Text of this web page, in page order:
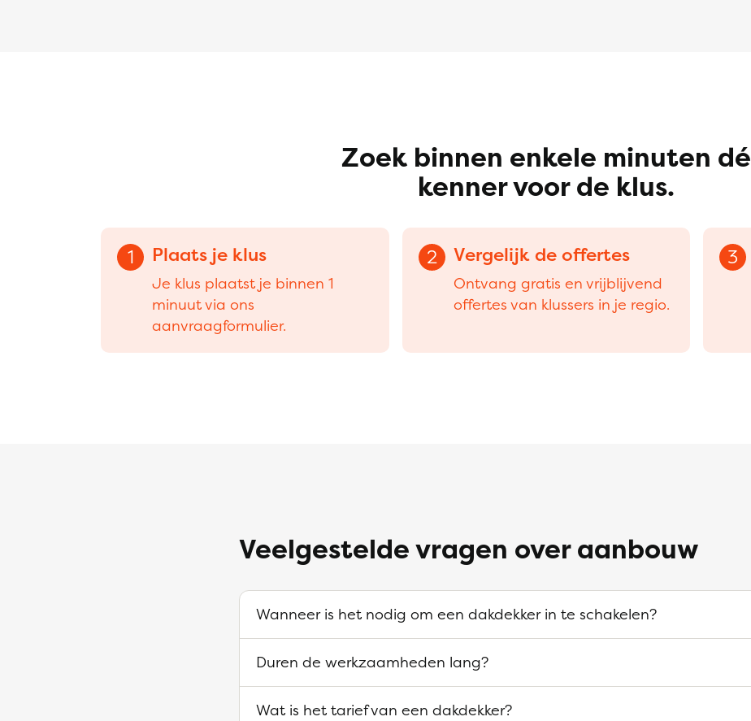
Zoek binnen enkele minuten dé
kenner voor de klus.
1 Plaats je klus
Je klus plaatst je binnen 1
minuut via ons
aanvraagformulier.
2 Vergelijk de offertes
Ontvang gratis en vrijblijvend
offertes van klussers in je regio.
3
Veelgestelde vragen over aanbouw
Wanneer is het nodig om een dakdekker in te schakelen?
Duren de werkzaamheden lang?
Wat is het tarief van een dakdekker?